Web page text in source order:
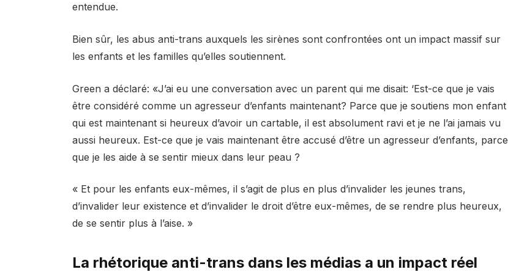
entendue.
Bien sûr, les abus anti-trans auxquels les sirènes sont confrontées ont un impact massif sur
les enfants et les familles qu’elles soutiennent.
Green a déclaré: «J’ai eu une conversation avec un parent qui me disait: ‘Est-ce que je vais
être considéré comme un agresseur d’enfants maintenant? Parce que je soutiens mon enfant
qui est maintenant si heureux d’avoir un cartable, il est absolument ravi et je ne l’ai jamais vu
aussi heureux. Est-ce que je vais maintenant être accusé d’être un agresseur d’enfants, parce
que je les aide à se sentir mieux dans leur peau ?
« Et pour les enfants eux-mêmes, il s’agit de plus en plus d’invalider les jeunes trans,
d’invalider leur existence et d’invalider le droit d’être eux-mêmes, de se rendre plus heureux,
de se sentir plus à l’aise. »
La rhétorique anti-trans dans les médias a un impact réel